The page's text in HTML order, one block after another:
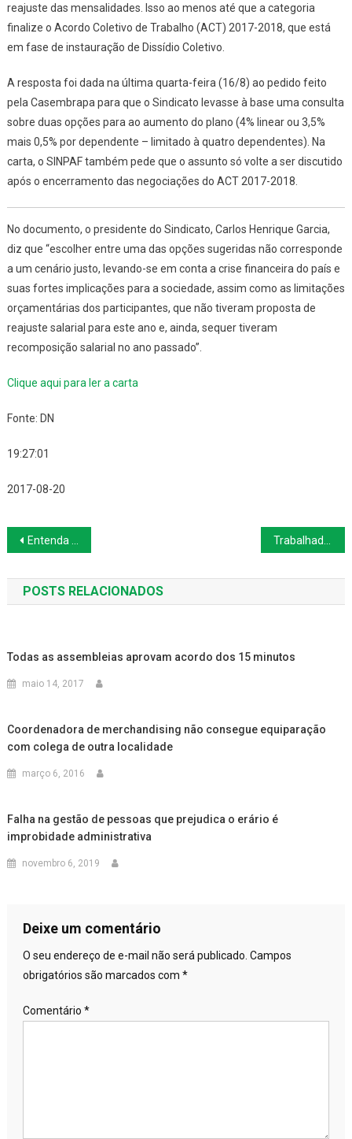
Saúde
Da
reajuste das mensalidades. Isso ao menos até que a categoria
finalize o Acordo Coletivo de Trabalho (ACT) 2017-2018, que está
em fase de instauração de Dissídio Coletivo.
A resposta foi dada na última quarta-feira (16/8) ao pedido feito
pela Casembrapa para que o Sindicato levasse à base uma consulta
sobre duas opções para ao aumento do plano (4% linear ou 3,5%
mais 0,5% por dependente – limitado à quatro dependentes). Na
carta, o SINPAF também pede que o assunto só volte a ser discutido
após o encerramento das negociações do ACT 2017-2018.
No documento, o presidente do Sindicato, Carlos Henrique Garcia,
diz que “escolher entre uma das opções sugeridas não corresponde
a um cenário justo, levando-se em conta a crise financeira do país e
suas fortes implicações para a sociedade, assim como as limitações
orçamentárias dos participantes, que não tiveram proposta de
reajuste salarial para este ano e, ainda, sequer tiveram
recomposição salarial no ano passado”.
Clique aqui para ler a carta
Fonte: DN
19:27:01
2017-08-20
Navegação
de
Post
Entenda a negociação do ACT 2017/2018
POSTS RELACIONADOS
Todas as assembleias aprovam acordo dos 15 minutos
maio 14, 2017
Coordenadora de merchandising não consegue equiparação
com colega de outra localidade
março 6, 2016
Falha na gestão de pessoas que prejudica o erário é
improbidade administrativa
novembro 6, 2019
Deixe um comentário
O seu endereço de e-mail não será publicado. Campos
obrigatórios são marcados com *
Comentário *